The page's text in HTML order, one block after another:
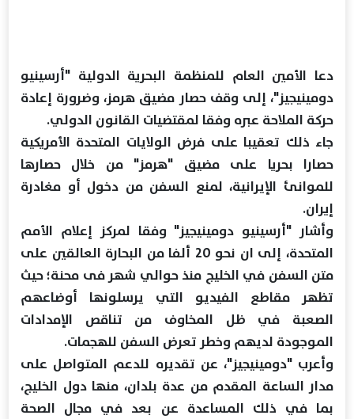
دعا الأمين العام للمنظمة البحرية الدولية "أرسينيو
دومينيجيز"، إلى وقف حصار مضيق هرمز، وضرورة إعادة
حركة الملاحة عبره وفقا لمقتضيات القانون الدولي.
جاء ذلك تعقيبا على فرض الولايات المتحدة الأمريكية
حصارا بحريا على مضيق "هرمز" من خلال حصارها
للموانئ الإيرانية، لمنع السفن من دخول أو مغادرة
إيران.
وأشار "أرسينيو دومينيجيز" وفقا لمركز إعلام الأمم
المتحدة، إلى ان نحو 20 ألفا من البحارة العالقين على
متن السفن في الخليج منذ حوالي شهر فى محنة؛ حيث
تظهر مقاطع الفيديو التي يرسلونها أوضاعهم
الصعبة في ظل المخاوف من تناقص الإمدادات
الموجودة لديهم وخطر تعرض السفن للهجمات.
وأعرب "دومينيجيز"، عن تقديره للدعم المتواصل على
مدار الساعة المقدم من عدة بلدان، منها دول الخليج،
بما في ذلك المساعدة عن بعد في مجال الصحة